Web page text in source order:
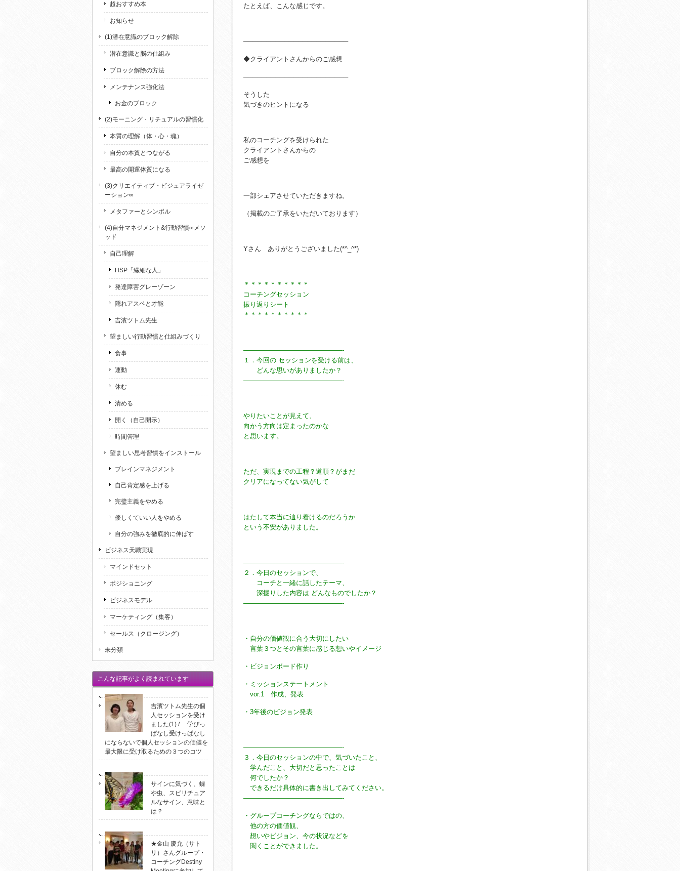
たとえば、こんな感じです。
───────────────────────
◆クライアントさんからのご感想
───────────────────────
そうした
気づきのヒントになる
私のコーチングを受けられた
クライアントさんからの
ご感想を
一部シェアさせていただきますね。
（掲載のご了承をいただいております）
Yさん ありがとうございました(*^_^*)
＊＊＊＊＊＊＊＊＊＊
コーチングセッション
振り返りシート
＊＊＊＊＊＊＊＊＊＊
———————————————-
１．今回の セッションを受ける前は、
どんな思いがありましたか？
———————————————-
やりたいことが見えて、
向かう方向は定まったのかな
と思います。
ただ、実現までの工程？道順？がまだ
クリアになってない気がして
はたして本当に辿り着けるのだろうか
という不安がありました。
———————————————-
２．今日のセッションで、
コーチと一緒に話したテーマ、
深掘りした内容は どんなものでしたか？
———————————————-
・自分の価値観に合う大切にしたい
言葉３つとその言葉に感じる想いやイメージ
・ビジョンボード作り
・ミッションステートメント
vor.1 作成、発表
・3年後のビジョン発表
———————————————-
３．今日のセッションの中で、気づいたこと、
学んだこと、大切だと思ったことは
何でしたか？
できるだけ具体的に書き出してみてください。
———————————————-
・グループコーチングならではの、
他の方の価値観、
想いやビジョン、今の状況などを
聞くことができました。
超おすすめ本
お知らせ
(1)潜在意識のブロック解除
潜在意識と脳の仕組み
ブロック解除の方法
メンテナンス強化法
お金のブロック
(2)モーニング・リチュアルの習慣化
本質の理解（体・心・魂）
自分の本質とつながる
最高の開運体質になる
(3)クリエイティブ・ビジュアライゼ
ーション∞
メタファーとシンボル
(4)自分マネジメント&行動習慣∞メソ
ッド
自己理解
HSP「繊細な人」
発達障害グレーゾーン
隠れアスペと才能
吉濱ツトム先生
望ましい行動習慣と仕組みづくり
食事
運動
休む
清める
開く（自己開示）
時間管理
望ましい思考習慣をインストール
ブレインマネジメント
自己肯定感を上げる
完璧主義をやめる
優しくていい人をやめる
自分の強みを徹底的に伸ばす
ビジネス天職実現
マインドセット
ポジショニング
ビジネスモデル
マーケティング（集客）
セールス（クロージング）
未分類
こんな記事がよく読まれています
吉濱ツトム先生の個
人セッションを受け
ました(1) / 学びっ
ぱなし受けっぱなし
にならないで個人セッションの価値を
最大限に受け取るための３つのコツ
サインに気づく、蝶
や虫、スピリチュア
ルなサイン、意味と
は？
★金山 慶允（サト
リ）さんグループ・
コーチングDestiny